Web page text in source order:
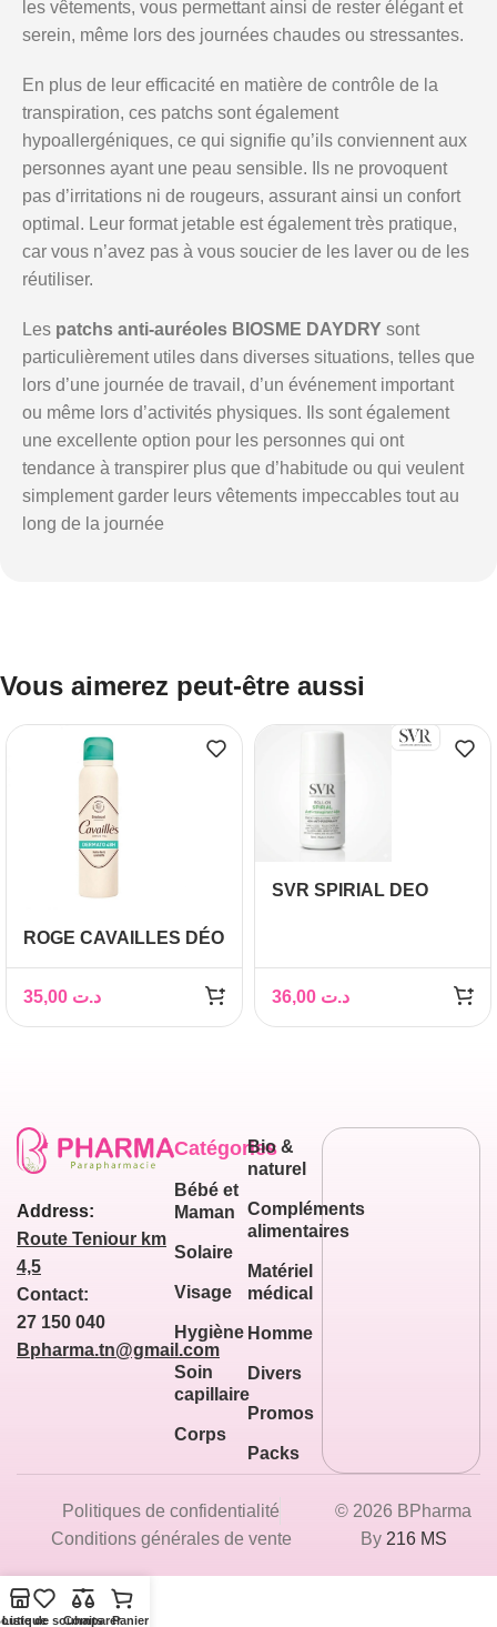
les vêtements, vous permettant ainsi de rester élégant et
serein, même lors des journées chaudes ou stressantes.
En plus de leur efficacité en matière de contrôle de la
transpiration, ces patchs sont également
hypoallergéniques, ce qui signifie qu’ils conviennent aux
personnes ayant une peau sensible. Ils ne provoquent
pas d’irritations ni de rougeurs, assurant ainsi un confort
optimal. Leur format jetable est également très pratique,
car vous n’avez pas à vous soucier de les laver ou de les
réutiliser.
Les patchs anti-auréoles BIOSME DAYDRY sont
particulièrement utiles dans diverses situations, telles que
lors d’une journée de travail, d’un événement important
ou même lors d’activités physiques. Ils sont également
une excellente option pour les personnes qui ont
tendance à transpirer plus que d’habitude ou qui veulent
simplement garder leurs vêtements impeccables tout au
long de la journée
Vous aimerez peut-être aussi
ROGE CAVAILLES DÉO
SPRAY PEAUX
SENSIBLES 150 ML
د.ت
SVR SPIRIAL DEO
د.ت
Address:
Route Teniour km
4,5
Contact:
27 150 040
Bpharma.tn@gmail.com
Catégories
Bébé et
Maman
Solaire
Visage
Hygiène
Soin
capillaire
Corps
Bio &
naturel
Compléments
alimentaires
Matériel
médical
Homme
Divers
Promos
Packs
© 2026 BPharma
By 216 MS
Politiques de confidentialité
Conditions générales de vente
Liste de souhaits
ComparerPanier